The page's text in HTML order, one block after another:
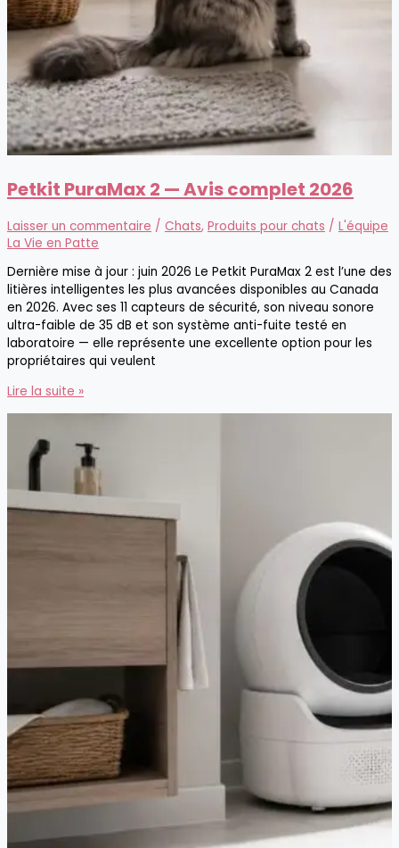
Petkit PuraMax 2 — Avis complet 2026
Laisser un commentaire / Chats, Produits pour chats / L'équipe
La Vie en Patte
Dernière mise à jour : juin 2026 Le Petkit PuraMax 2 est l’une des
litières intelligentes les plus avancées disponibles au Canada
en 2026. Avec ses 11 capteurs de sécurité, son niveau sonore
ultra-faible de 35 dB et son système anti-fuite testé en
laboratoire — elle représente une excellente option pour les
propriétaires qui veulent
Petkit
Avis
2026
Lire la suite »